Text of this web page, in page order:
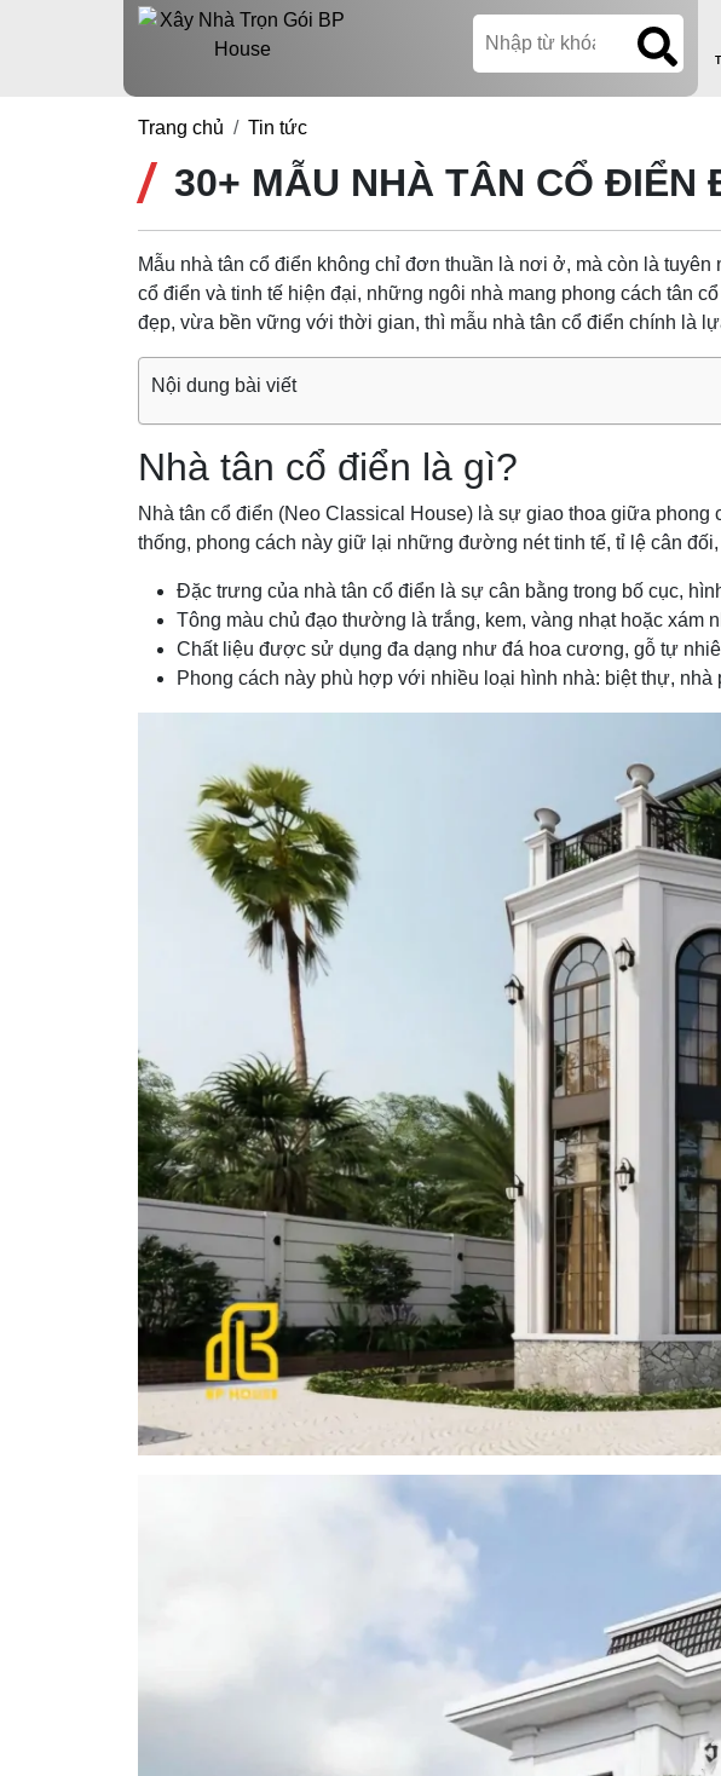
Trang chủ Tin tức
30+ MẪU NHÀ TÂN CỔ ĐIỂN
Mẫu nhà tân cổ điển không chỉ đơn thuần là nơi ở, mà còn là
cổ điển và tinh tế hiện đại, những ngôi nhà mang phong cách tân
đẹp, vừa bền vững với thời gian, thì mẫu nhà tân cổ điển chính là
Nội dung bài viết
Nhà tân cổ điển là gì?
Nhà tân cổ điển (Neo Classical House) là sự giao thoa giữa
thống, phong cách này giữ lại những đường nét tinh tế, tỉ lệ cân
Đặc trưng của nhà tân cổ điển là sự cân bằng trong bố cục,
Tông màu chủ đạo thường là trắng, kem, vàng nhạt hoặc xám
Chất liệu được sử dụng đa dạng như đá hoa cương, gỗ tự
Phong cách này phù hợp với nhiều loại hình nhà: biệt thự,